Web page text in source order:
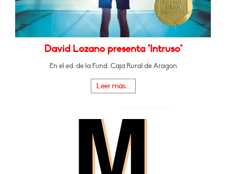
David Lozano presenta "Intruso"
En el ed. de la Fund. Caja Rural de Aragón
Leer más...